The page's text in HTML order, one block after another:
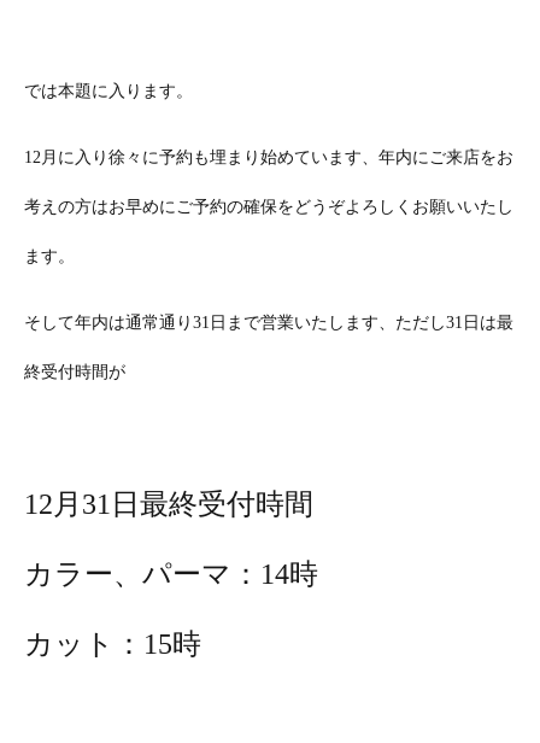
では本題に入ります。
12月に入り徐々に予約も埋まり始めています、年内にご来店をお
考えの方はお早めにご予約の確保をどうぞよろしくお願いいたし
ます。
そして年内は通常通り31日まで営業いたします、ただし31日は最
終受付時間が
12月31日最終受付時間
カラー、パーマ：14時
カット：15時